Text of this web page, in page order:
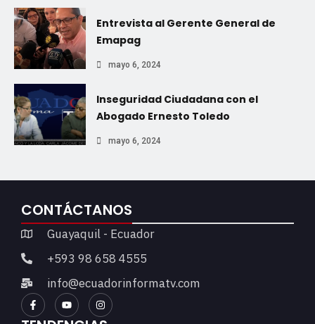
Entrevista al Gerente General de
Emapag
mayo 6, 2024
Inseguridad Ciudadana con el
Abogado Ernesto Toledo
mayo 6, 2024
CONTÁCTANOS
Guayaquil - Ecuador
+593 98 658 4555
info@ecuadorinformatv.com